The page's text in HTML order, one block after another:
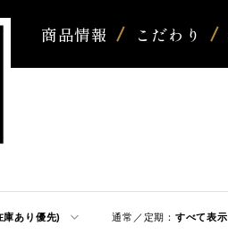
商品情報 こだわり
庫あり優先) 通常／定期： すべて表示